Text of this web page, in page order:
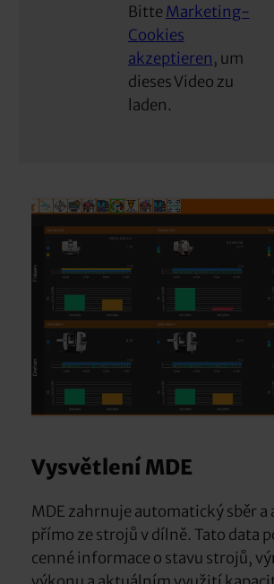
Bitte Marketing-
Cookies
akzeptieren, um
dieses Video zu
laden.
Vysvětlení MDE
MDE zahrnuje automatický sběr a
přímo ze strojů v dílně. Tato data
cenné informace o stavu strojů,